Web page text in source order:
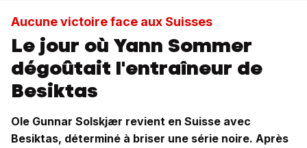
Aucune victoire face aux Suisses
Le jour où Yann Sommer
dégoûtait l'entraîneur de
Besiktas
Ole Gunnar Solskjær revient en Suisse avec
Besiktas, déterminé à briser une série noire. Après